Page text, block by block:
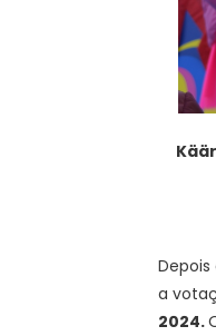
a
2024.